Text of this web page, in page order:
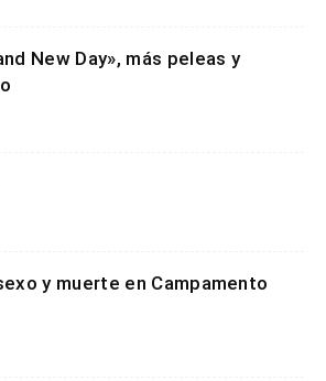
New Day», más peleas y
y muerte en Campamento